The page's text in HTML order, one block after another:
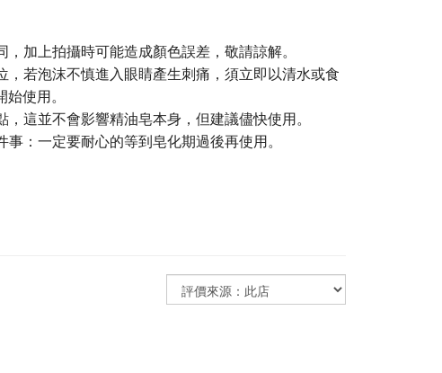
加上拍攝時可能造成顏色誤差，敬請諒解。
若泡沫不慎進入眼睛產生刺痛，須立即以清水或食
使用。
這並不會影響精油皂本身，但建議儘快使用。
：一定要耐心的等到皂化期過後再使用。